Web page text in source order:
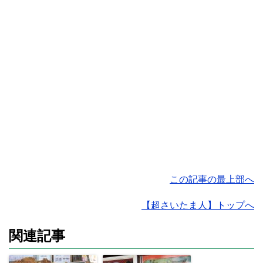
この記事の最上部へ
【超さいたま人】トップへ
関連記事